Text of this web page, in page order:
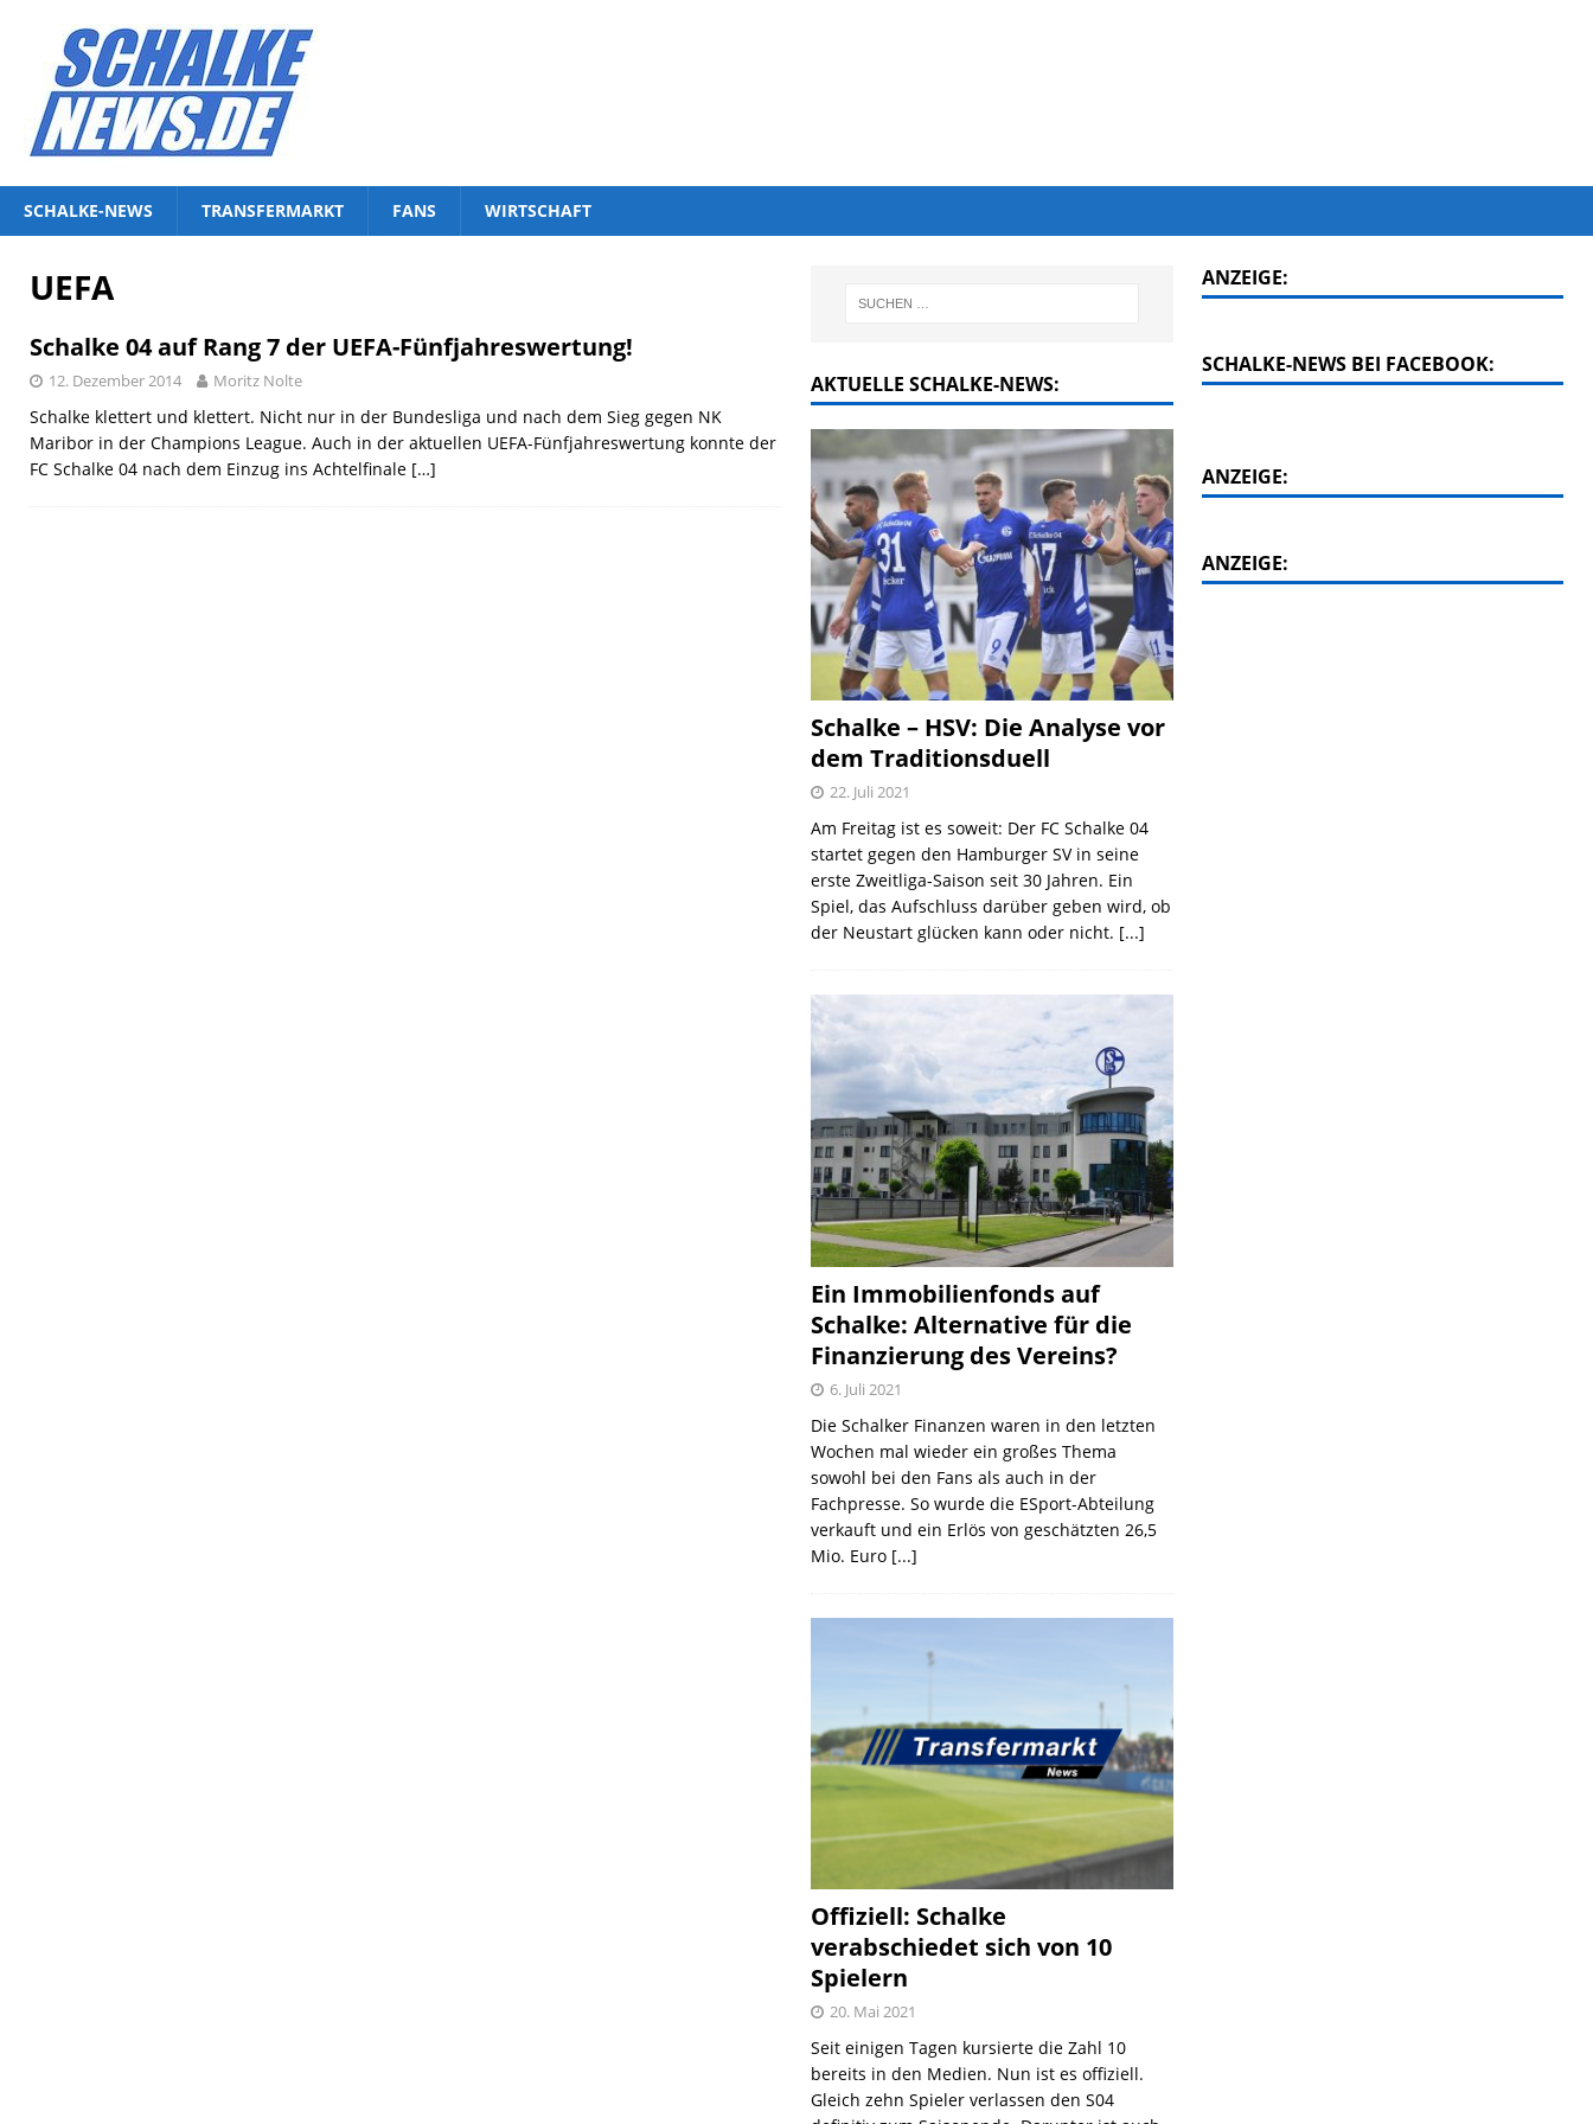
SCHALKE-NEWS TRANSFERMARKT FANS WIRTSCHAFT
UEFA
Schalke 04 auf Rang 7 der UEFA-Fünfjahreswertung!
12. Dezember 2014 Moritz Nolte
Schalke klettert und klettert. Nicht nur in der Bundesliga und nach dem Sieg gegen NK
Maribor in der Champions League. Auch in der aktuellen UEFA-Fünfjahreswertung konnte der
FC Schalke 04 nach dem Einzug ins Achtelfinale […]
AKTUELLE SCHALKE-NEWS:
Schalke – HSV: Die Analyse vor
dem Traditionsduell
22. Juli 2021
Am Freitag ist es soweit: Der FC Schalke 04
startet gegen den Hamburger SV in seine
erste Zweitliga-Saison seit 30 Jahren. Ein
Spiel, das Aufschluss darüber geben wird, ob
der Neustart glücken kann oder nicht. [...]
Ein Immobilienfonds auf
Schalke: Alternative für die
Finanzierung des Vereins?
6. Juli 2021
Die Schalker Finanzen waren in den letzten
Wochen mal wieder ein großes Thema
sowohl bei den Fans als auch in der
Fachpresse. So wurde die ESport-Abteilung
verkauft und ein Erlös von geschätzten 26,5
Mio. Euro [...]
Offiziell: Schalke
verabschiedet sich von 10
Spielern
20. Mai 2021
Seit einigen Tagen kursierte die Zahl 10
bereits in den Medien. Nun ist es offiziell.
Gleich zehn Spieler verlassen den S04
ANZEIGE:
SCHALKE-NEWS BEI FACEBOOK:
ANZEIGE:
ANZEIGE: